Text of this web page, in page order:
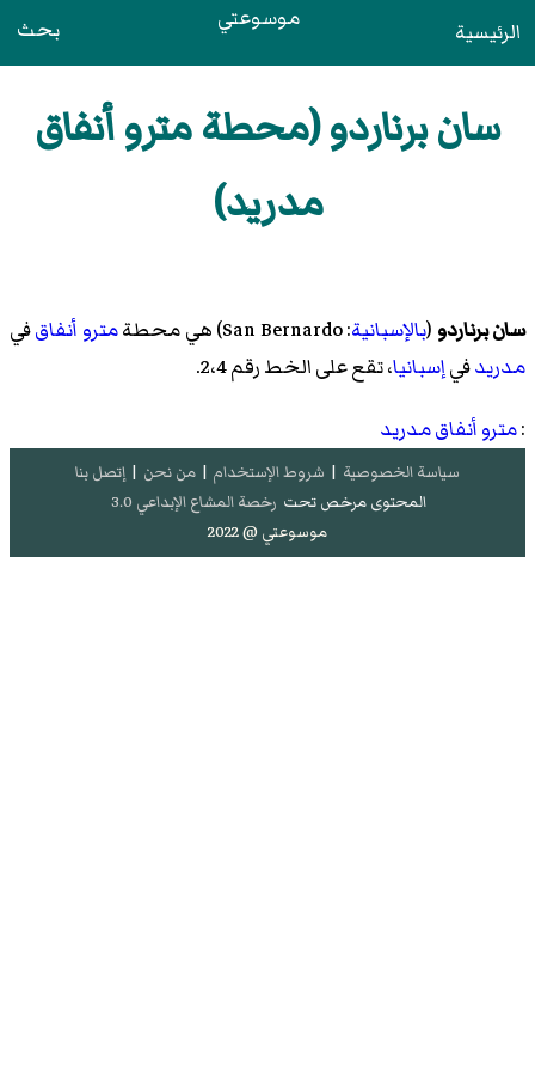
الرئيسية موسوعتي بحث
سان برناردو (محطة مترو أنفاق
مدريد)
سان برناردو (بالإسبانية: San Bernardo) هي محطة مترو أنفاقفي
مدريدفيإسبانيا، تقع على الخط رقم 2،4.
:مترو أنفاق مدريد
سياسة الخصوصية | شروط الإستخدام | من نحن | إتصل بنا
المحتوى مرخص تحت رخصة المشاع الإبداعي 3.0
موسوعتي @ 2022